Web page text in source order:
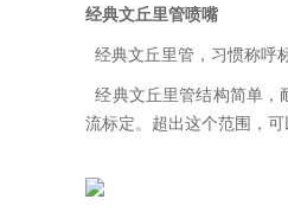
经典文丘里管喷嘴
经典文丘里管，习惯称呼
经典文丘里管结构简单，
流标定。超出这个范围，